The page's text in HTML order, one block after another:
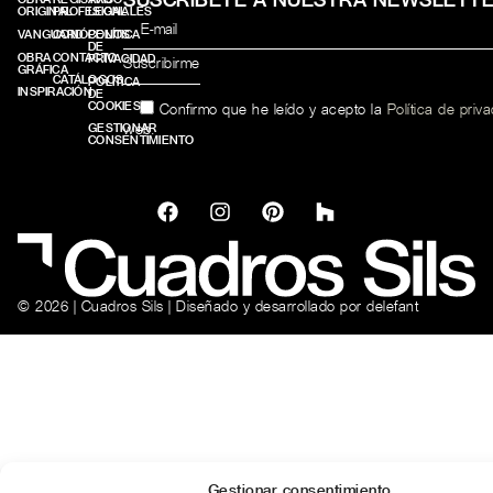
ORIGINAL
VANGUARD
OBRA
GRÁFICA
INSPIRACIÓN
PROFESIONALES
CONÓCENOS
CONTACTO
CATÁLOGOS
LEGAL
POLÍTICA
DE
PRIVACIDAD
POLÍTICA
DE
COOKIES
GESTIONAR
CONSENTIMIENTO
Confirmo que he leído y acepto la Política de
web.
© 2026 | Cuadros Sils | Diseñado y desarrollado por delefant